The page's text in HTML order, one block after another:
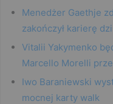
Menedżer Gaethje
zakończył karierę
Vitalii Yakymenko
Marcello Morelli
Iwo Baraniewski
mocnej karty walk